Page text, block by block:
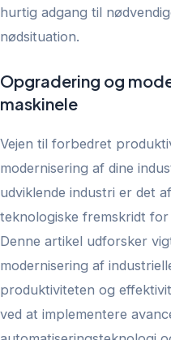
hurtig adgang til
nødsituation.
Opgradering og
maskinele
Vejen til forbedret
modernisering af dine
udviklende industri er det
teknologiske fremskridt
Denne artikel udforsker
modernisering af
produktiviteten og
ved at implementere